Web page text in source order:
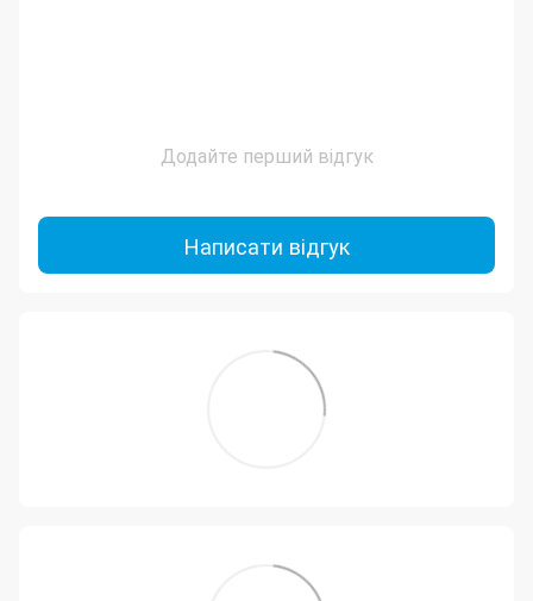
Додайте перший відгук
Написати відгук